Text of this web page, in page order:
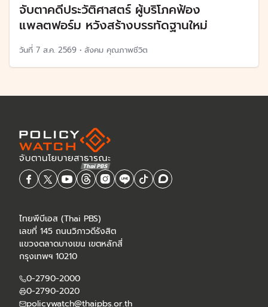
จับตาคดีประวัติศาสตร์ ผู้บริโภคฟ้อง
แพลตฟอร์ม หวังสร้างบรรทัดฐานใหม่
วันที่ 7 ส.ค. 2569 • สังคม คุณภาพชีวิต
ไทยพีบีเอส (Thai PBS)
เลขที่ 145 ถนนวิภาวดีรังสิต
แขวงตลาดบางเขน เขตหลักสี่
กรุงเทพฯ 10210
0-2790-2000
0-2790-2020
policywatch@thaipbs.or.th